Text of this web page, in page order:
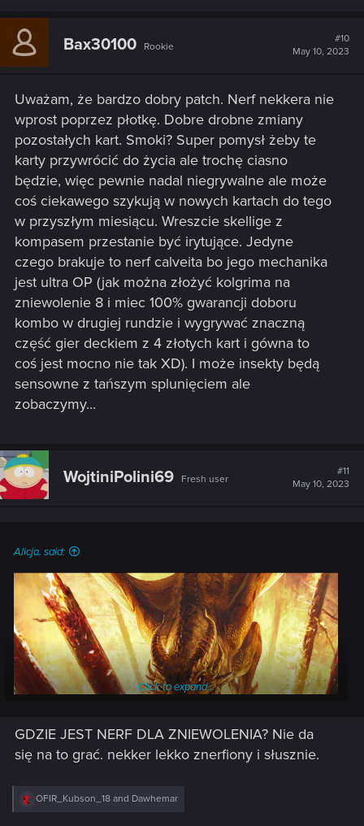
c
i
:
Bax30100 Rookie
#10
May 10, 2023
Uważam, że bardzo dobry patch. Nerf nekkera nie
wprost poprzez płotkę. Dobre drobne zmiany
pozostałych kart. Smoki? Super pomysł żeby te
karty przywrócić do życia ale trochę ciasno
będzie, więc pewnie nadal niegrywalne ale może
coś ciekawego szykują w nowych kartach do tego
w przyszłym miesiącu. Wreszcie skellige z
kompasem przestanie być irytujące. Jedyne
czego brakuje to nerf calveita bo jego mechanika
jest ultra OP (jak można złożyć kolgrima na
zniewolenie 8 i miec 100% gwarancji doboru
kombo w drugiej rundzie i wygrywać znaczną
część gier deckiem z 4 złotych kart i gówna to
coś jest mocno nie tak XD). I może insekty będą
sensowne z tańszym splunięciem ale
zobaczymy...
WojtiniPolini69 Fresh user
#11
May 10, 2023
Alicja. said:
Click to expand...
GDZIE JEST NERF DLA ZNIEWOLENIA? Nie da
się na to grać. nekker lekko znerfiony i słusznie.
R
OFIR_Kubson_18 and Dawhemar